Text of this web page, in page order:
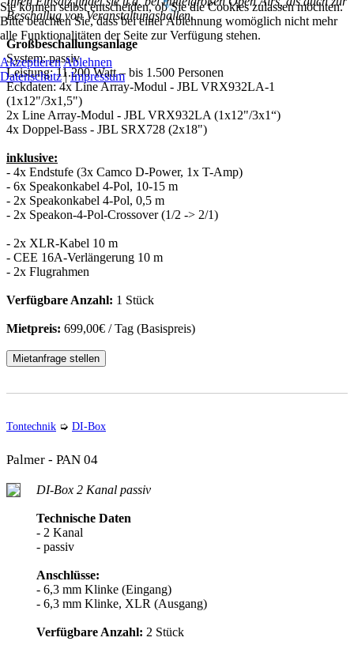
Beschallug von Veranstaltungshallen.
Großbeschallungsanlage
System:passiv
Leistung:11.200 Watt – bis 1.500 Personen
Eckdaten:4x Line Array-Modul - JBL VRX932LA-1
(1x12"/3x1,5")
2x Line Array-Modul - JBL VRX932LA (1x12"/3x1“)
4x Doppel-Bass - JBL SRX728 (2x18")
inklusive:
- 4x Endstufe (3x Camco D-Power, 1x T-Amp)
- 6x Speakonkabel 4-Pol, 10-15 m
- 2x Speakonkabel 4-Pol, 0,5 m
- 2x Speakon-4-Pol-Crossover (1/2 -> 2/1)
- 2x XLR-Kabel 10 m
- CEE 16A-Verlängerung 10 m
- 2x Flugrahmen
Verfügbare Anzahl: 1 Stück
Mietpreis: 699,00€ / Tag (Basispreis)
Mietanfrage stellen
Tontechnik ➭ DI-Box
Palmer - PAN 04
DI-Box 2 Kanal passiv
Technische Daten
- 2 Kanal
- passiv
Anschlüsse:
- 6,3 mm Klinke (Eingang)
- 6,3 mm Klinke, XLR (Ausgang)
Verfügbare Anzahl: 2 Stück
Sie können selbst entscheiden, ob Sie die Cookies zulassen möchten.
Bitte beachten Sie, dass bei einer Ablehnung womöglich nicht mehr
alle Funktionalitäten der Seite zur Verfügung stehen.
AkzeptierenAblehnen
Datenschutz|Impressum